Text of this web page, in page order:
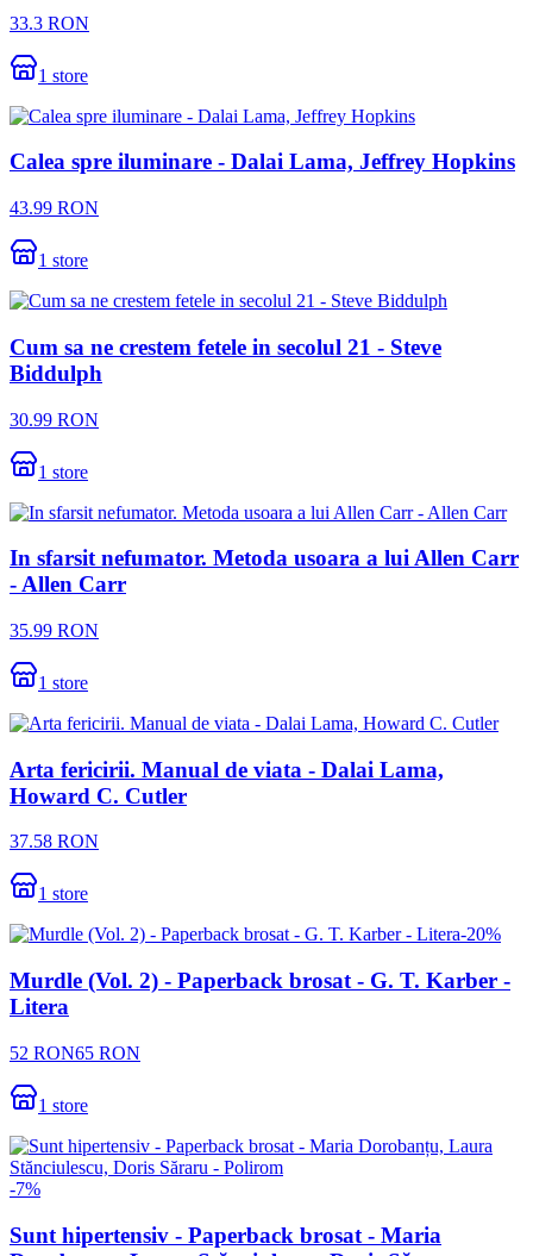
33.3 RON
1 store
Calea spre iluminare - Dalai Lama, Jeffrey Hopkins
43.99 RON
1 store
Cum sa ne crestem fetele in secolul 21 - Steve
Biddulph
30.99 RON
1 store
In sfarsit nefumator. Metoda usoara a lui Allen Carr
- Allen Carr
35.99 RON
1 store
Arta fericirii. Manual de viata - Dalai Lama,
Howard C. Cutler
37.58 RON
1 store
-20%
Murdle (Vol. 2) - Paperback brosat - G. T. Karber -
Litera
52 RON65 RON
1 store
-7%
Sunt hipertensiv - Paperback brosat - Maria